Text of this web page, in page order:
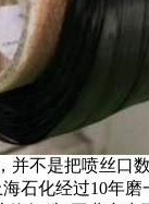
是把喷丝口
石化经过10年